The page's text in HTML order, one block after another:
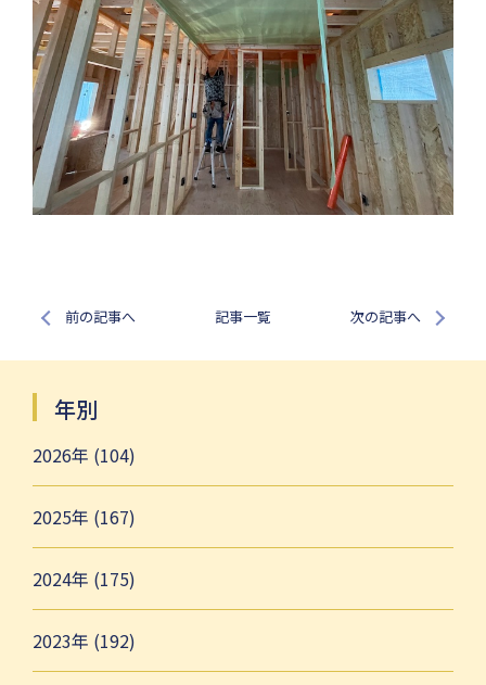
前の記事へ 記事一覧 次の記事へ
年別
2026年 (104)
2025年 (167)
2024年 (175)
2023年 (192)